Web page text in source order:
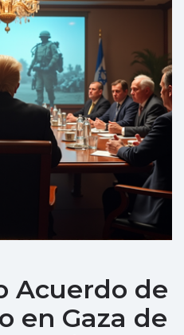
Acuerdo de
en Gaza de